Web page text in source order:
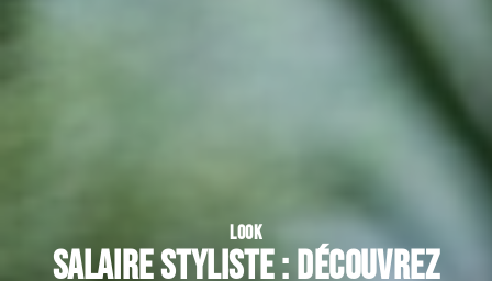
LOOK
Salaire styliste : découvrez